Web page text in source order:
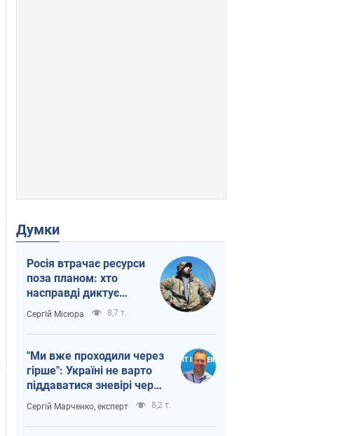
Думки
Росія втрачає ресурси
поза планом: хто
насправді диктує
темп війни
Сергій Місюра 8,7 т.
"Ми вже проходили через
гірше": Україні не варто
піддаватися зневірі через
ракетний терор
Сергій Марченко, експерт 8,2 т.